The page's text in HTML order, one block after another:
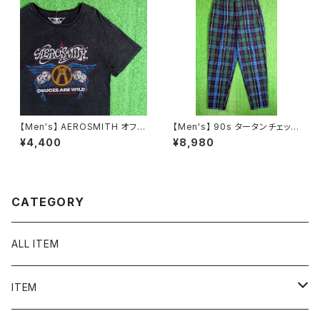
【Men's】 AEROSMITH オフィ
シャルライセンス Tシャツ / 古
着 ティーシャツ T-Shirt ロック
¥4,400
【Men's】 90s タータンチェック
テーパード パンツ / 90年代 古
着 トラウザーパンツ チェックパ
¥8,980
CATEGORY
ALL ITEM
ITEM